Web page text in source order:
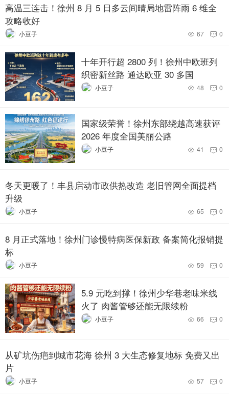
高温三连击！徐州 8 月 5 日多云间晴局地雷阵雨 6 维全
攻略收好
小豆子  0
 67
十年开行超 2800 列！徐州中欧班列
织密新丝路 通达欧亚 30 多国
小豆子  0
 48
国家级荣誉！徐州东部绕越高速获评
2026 年度全国美丽公路
小豆子  0
 41
冬天更暖了！丰县启动市政供热改造
 0
 65
8 月正式落地！徐州门诊慢特病医保
5.9 元吃到撑！徐州少华巷老味米线
火了 肉酱管够还能无限续粉